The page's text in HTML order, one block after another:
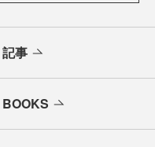
記事
BOOKS